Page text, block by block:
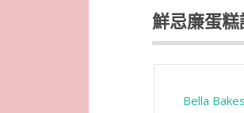
鮮忌廉蛋
Bella Bakes